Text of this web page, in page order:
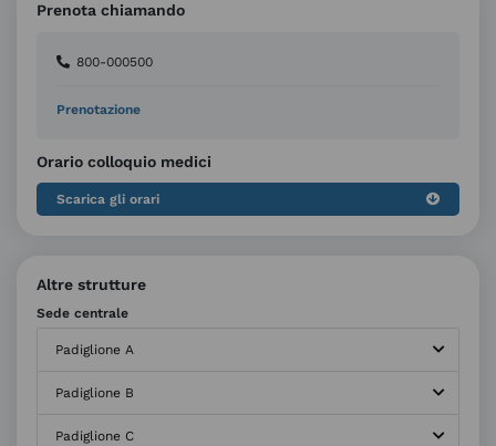
Prenota chiamando
800-000500
Prenotazione
Orario colloquio medici
Scarica gli orari
Altre strutture
Sede centrale
Padiglione A
Padiglione B
Padiglione C